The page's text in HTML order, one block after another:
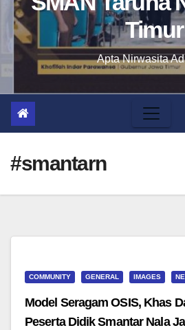
Timur
Apta Nirwasita
#smantarn
COMMUNITY GENERAL IMAGES
Model Seragam OSIS, Khas
Peserta Didik Smantar Nala